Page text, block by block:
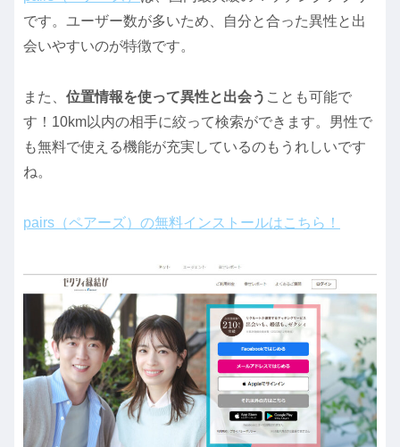
です。ユーザー数が多いため、自分と合った異性と出
会いやすいのが特徴です。
また、 位置情報を使って異性と出会う ことも可能で
す！10km以内の相手に絞って検索ができます。男性で
も無料で使える機能が充実しているのもうれしいです
ね。
pairs（ペアーズ）の無料インストールはこちら！